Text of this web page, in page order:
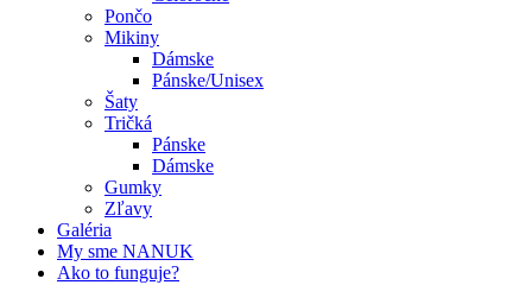
Pončo
Mikiny
Dámske
Pánske/Unisex
Šaty
Tričká
Pánske
Dámske
Gumky
Zľavy
Galéria
My sme NANUK
Ako to funguje?